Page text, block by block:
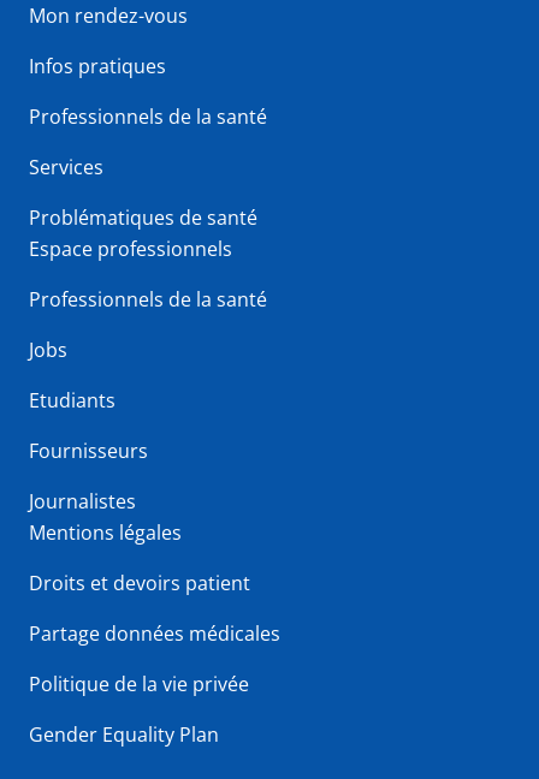
Mon rendez-vous
Infos pratiques
Professionnels de la santé
Services
Problématiques de santé
Espace professionnels
Professionnels de la santé
Jobs
Etudiants
Fournisseurs
Journalistes
Mentions légales
Droits et devoirs patient
Partage données médicales
Politique de la vie privée
Gender Equality Plan